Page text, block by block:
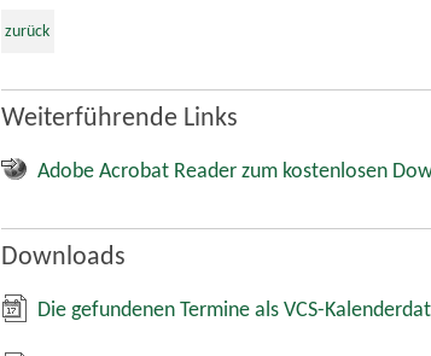
zurück
Weiterführende Links
Adobe Acrobat Reader zum kostenlosen
Downloads
Die gefundenen Termine als VCS-